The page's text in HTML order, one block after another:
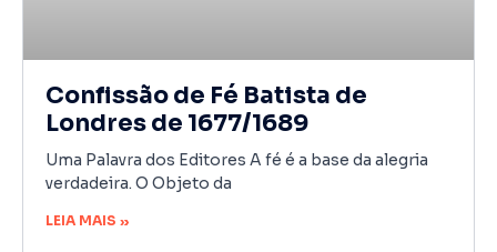
Confissão de Fé Batista de
Londres de 1677/1689
Uma Palavra dos Editores A fé é a base da alegria
verdadeira. O Objeto da
LEIA MAIS »